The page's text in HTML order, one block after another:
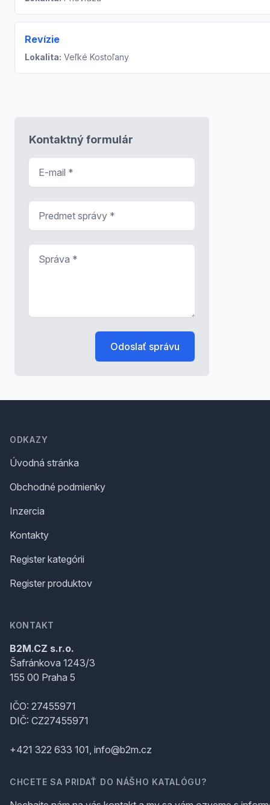
Revízie
Lokalita: Veľké Kostoľany
Kontaktný formulár
Odoslať správu
ODKAZY
Úvodná stránka
Obchodné podmienky
Inzercia
Kontakty
Register kategórii
Register produktov
KONTAKT
B2M.CZ s.r.o.
Šafránkova 1243/3
155 00 Praha 5
IČO: 27455971
DIČ: CZ27455971
+421 322 633 101, info@b2m.cz
CHCETE SA PRIDAŤ DO NÁŠHO KATALÓGU?